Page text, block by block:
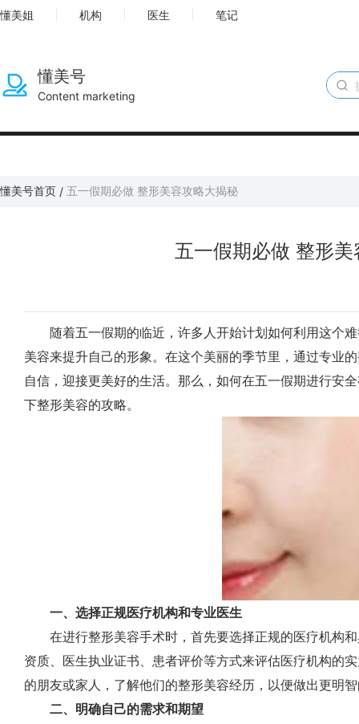
懂美姐 机构 医生 笔记
懂美号
Content marketing
懂美号首页 / 五一假期必做 整形美容攻略大揭秘
五一假期必做 整形
随着五一假期的临近，许多人开始计划如何利用这个难
美容来提升自己的形象。在这个美丽的季节里，通过专业
自信，迎接更美好的生活。那么，如何在五一假期进行安
下整形美容的攻略。
一、选择正规医疗机构和专业医生
在进行整形美容手术时，首先要选择正规的医疗机构和
资质、医生执业证书、患者评价等方式来评估医疗机构的
的朋友或家人，了解他们的整形美容经历，以便做出更明
二、明确自己的需求和期望